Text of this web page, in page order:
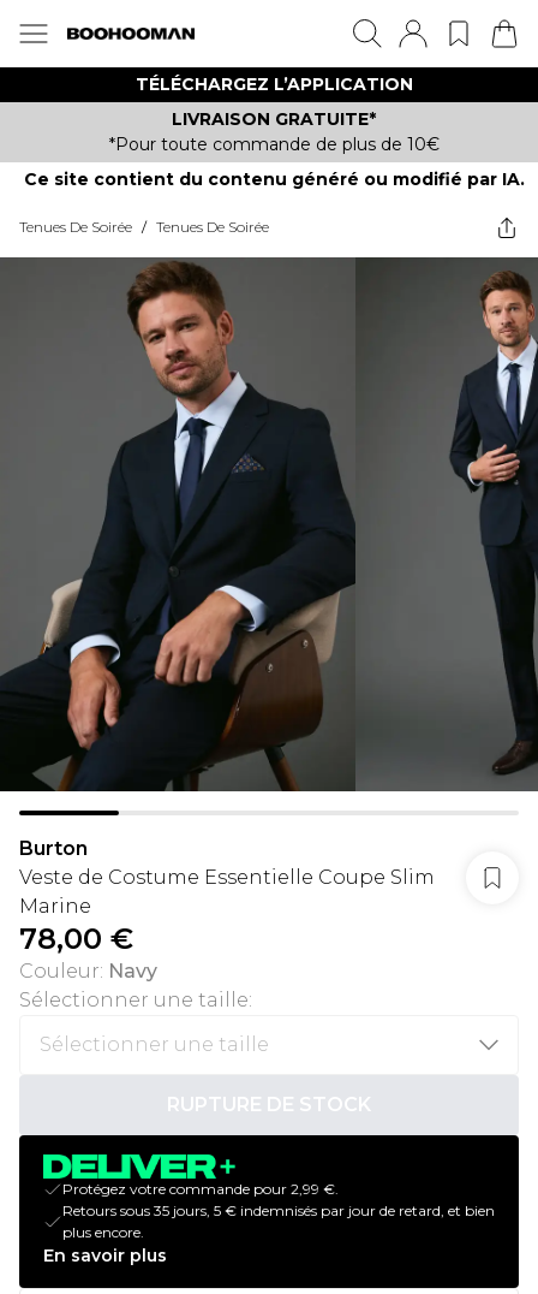
TÉLÉCHARGEZ L’APPLICATION
LIVRAISON GRATUITE*
*Pour toute commande de plus de 10€
Ce site contient du contenu généré ou modifié par IA.
Tenues De Soirée / Tenues De Soirée
Burton
Veste de Costume Essentielle Coupe Slim
Marine
78,00 €
Couleur: Navy
Sélectionner une taille:
RUPTURE DE STOCK
Protégez votre commande pour 2,99 €.
Retours sous 35 jours, 5 € indemnisés par jour de retard, et bien
plus encore.
En savoir plus